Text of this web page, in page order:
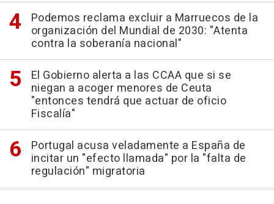
Podemos reclama excluir a Marruecos de la
organización del Mundial de 2030: "Atenta
contra la soberanía nacional"
El Gobierno alerta a las CCAA que si se
niegan a acoger menores de Ceuta
"entonces tendrá que actuar de oficio
Fiscalía"
Portugal acusa veladamente a España de
incitar un "efecto llamada" por la "falta de
regulación" migratoria